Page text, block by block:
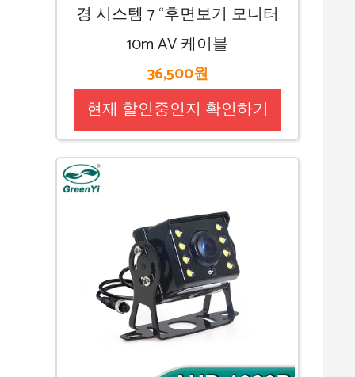
경 시스템 7 “후면보기 모니터
10m AV 케이블
36,500원
현재 할인중인지 확인하기